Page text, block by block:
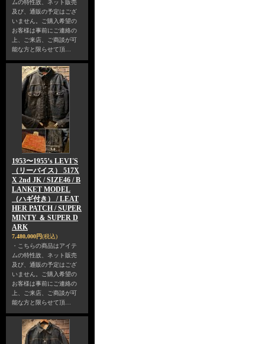
ムの特性故、ネット販売
及び、通販の予定はござ
いません。ご購入希望の
お客様は事前にご連絡の
上、ご来店、ご商談が可
能な方と限らせて頂…
1953〜1955’s LEVI'S
（リーバイス） 517X
X 2nd JK / SIZE46 / B
LANKET MODEL
（ハギ付き） / LEAT
HER PATCH / SUPER
MINTY ＆ SUPER D
ARK
7,480,000円(税込)
・こちらの商品はアイテ
ムの特性故、ネット販売
及び、通販の予定はござ
いません。ご購入希望の
お客様は事前にご連絡の
上、ご来店、ご商談が可
能な方と限らせて頂…